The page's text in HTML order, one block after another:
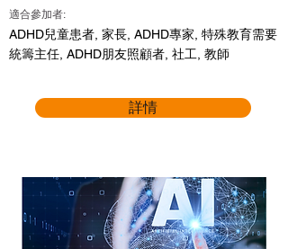
適合參加者:
ADHD兒童患者, 家長, ADHD專家, 特殊教育需要
統籌主任, ADHD朋友照顧者, 社工, 教師
詳情